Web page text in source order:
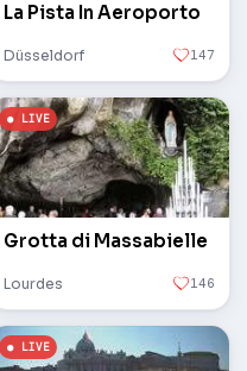
La Pista In Aeroporto
Düsseldorf 147
Grotta di Massabielle
Lourdes 146